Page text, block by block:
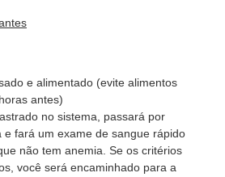
e alimentado (evite alimentos
antes)
no sistema, passará por
e fará um exame de sangue rápido
não tem anemia. Se os critérios
você será encaminhado para a